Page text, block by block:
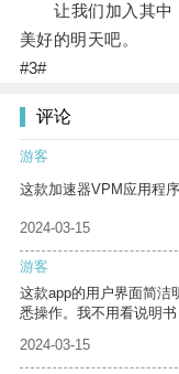
让我们加入其中
美好的明天吧。
#3#
评论
游客
这款加速器VPM应用程
2024-03-15
游客
这款app的用户界面简洁
悉操作。我不用看说明书
2024-03-15